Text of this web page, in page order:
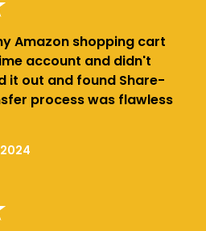
Amazon shopping cart
account and didn't
it out and found Share-
process was flawless